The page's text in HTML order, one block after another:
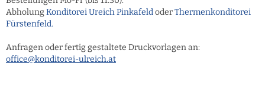
AbholungKonditorei Ureich PinkafeldoderThermenkonditorei
Fürstenfeld.
Anfragen oder fertig gestaltete Druckvorlagen an:
office@konditorei-ulreich.at